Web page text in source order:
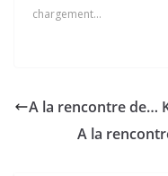
chargement…
A la rencontre de…
A la